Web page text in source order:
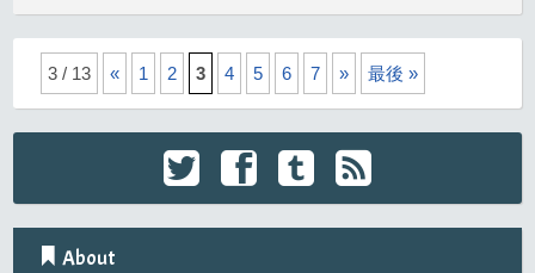
3 / 13 « 1 2 3 4 5 6 7 » 最後 »
About